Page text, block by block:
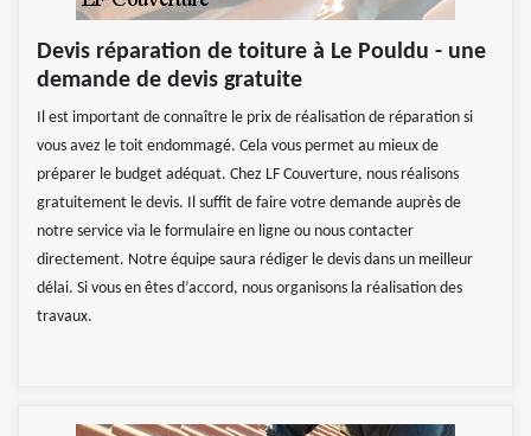
Devis réparation de toiture à Le Pouldu - une
demande de devis gratuite
Il est important de connaître le prix de réalisation de réparation si
vous avez le toit endommagé. Cela vous permet au mieux de
préparer le budget adéquat. Chez LF Couverture, nous réalisons
gratuitement le devis. Il suffit de faire votre demande auprès de
notre service via le formulaire en ligne ou nous contacter
directement. Notre équipe saura rédiger le devis dans un meilleur
délai. Si vous en êtes d’accord, nous organisons la réalisation des
travaux.